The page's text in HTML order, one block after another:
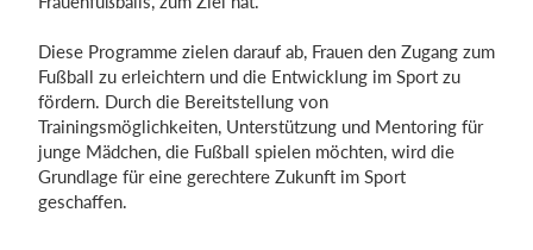
Diese Programme zielen darauf ab, Frauen den Zugang zum
Fußball zu erleichtern und die Entwicklung im Sport zu
fördern. Durch die Bereitstellung von
Trainingsmöglichkeiten, Unterstützung und Mentoring für
junge Mädchen, die Fußball spielen möchten, wird die
Grundlage für eine gerechtere Zukunft im Sport
geschaffen.